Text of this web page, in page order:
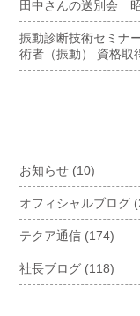
田中さんの送別会
振動診断技術セミナ
術者（振動） 資格取
お知らせ (10)
オフィシャルブログ
テクア通信 (174)
社長ブログ (118)